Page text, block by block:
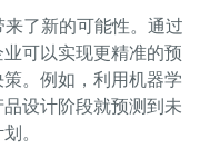
了新的可能性。通过
可以实现更精准的预
。例如，利用机器学
设计阶段就预测到未
。